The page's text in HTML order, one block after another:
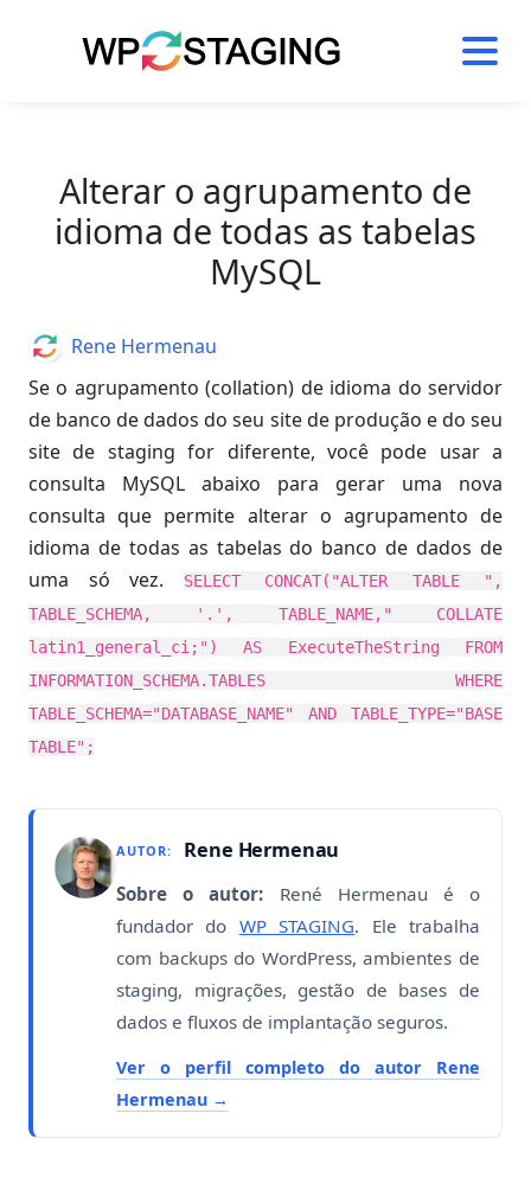
Alterar o agrupamento de
idioma de todas as tabelas
MySQL
Se o agrupamento (collation) de idioma do servidor
de banco de dados do seu site de produção e do seu
site de staging for diferente, você pode usar a
consulta MySQL abaixo para gerar uma nova
consulta que permite alterar o agrupamento de
idioma de todas as tabelas do banco de dados de
uma só vez.
SELECT CONCAT("ALTER TABLE ",
TABLE_SCHEMA, '.', TABLE_NAME," COLLATE
latin1_general_ci;") AS ExecuteTheString FROM
INFORMATION_SCHEMA.TABLES WHERE
TABLE_SCHEMA="DATABASE_NAME" AND TABLE_TYPE="BASE
TABLE";
AUTOR: Rene Hermenau
Sobre o autor: René Hermenau é o
fundador do WP STAGING. Ele trabalha
com backups do WordPress, ambientes de
staging, migrações, gestão de bases de
dados e fluxos de implantação seguros.
Ver o perfil completo do autor Rene
Hermenau
AuthorRene Hermenau